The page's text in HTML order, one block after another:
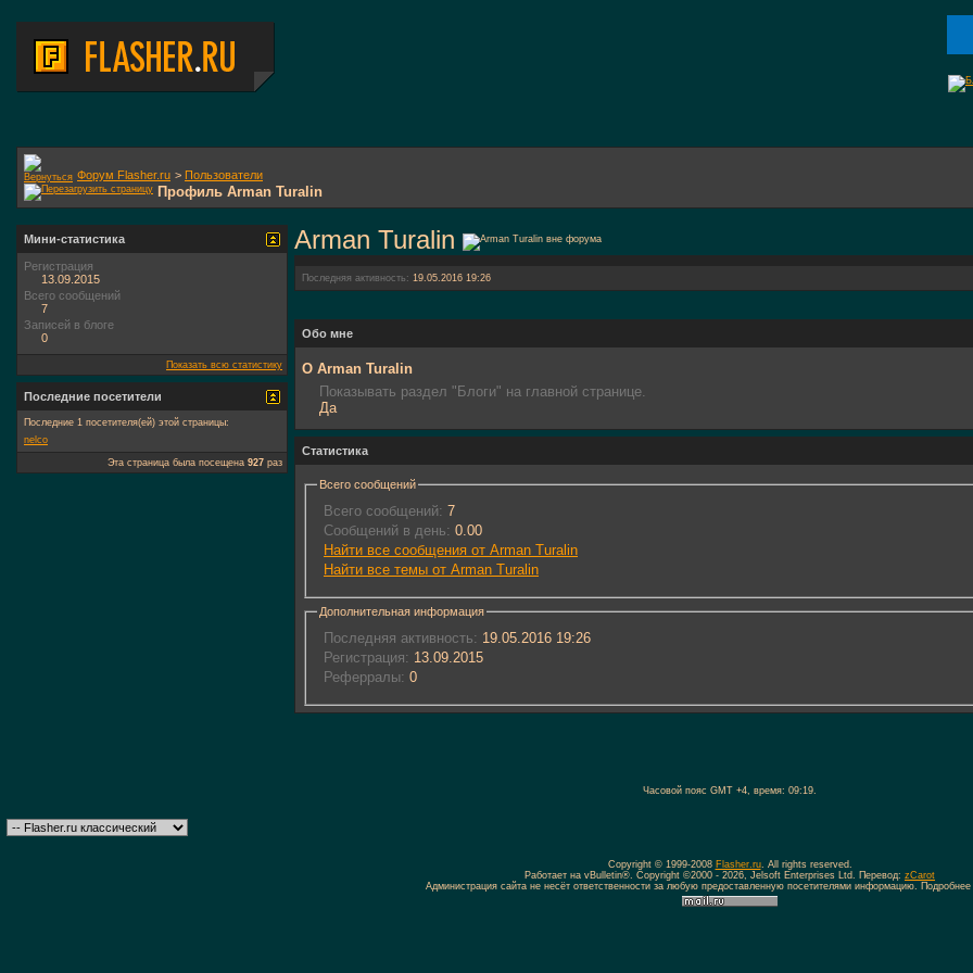
Форум Flasher.ru > Пользователи
Профиль Arman Turalin
Arman Turalin
Последняя активность: 19.05.2016 19:26
Обо мне
О Arman Turalin
Показывать раздел "Блоги" на главной странице.
Да
Статистика
Всего сообщений
Всего сообщений: 7
Сообщений в день: 0.00
Найти все сообщения от Arman Turalin
Найти все темы от Arman Turalin
Дополнительная информация
Последняя активность: 19.05.2016 19:26
Регистрация: 13.09.2015
Реферралы: 0
Мини-статистика
Регистрация
13.09.2015
Всего сообщений
7
Записей в блоге
0
Показать всю статистику
Последние посетители
Последние 1 посетителя(ей) этой страницы:
nelco
Эта страница была посещена 927 раз
Часовой пояс GMT +4, время: 09:19
Copyright © 1999-2008 Flasher.ru. All rights reserved.
Работает на vBulletin®. Copyright ©2000 - 2026, Jelsoft Enterprises Ltd. Перевод: zCarot
Администрация сайта не несёт ответственности за любую предоставленную посетителями информацию. Подробнее